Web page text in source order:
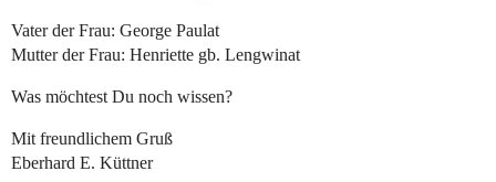
Vater der Frau: George Paulat
Mutter der Frau: Henriette gb. Lengwinat
Was möchtest Du noch wissen?
Mit freundlichem Gruß
Eberhard E. Küttner